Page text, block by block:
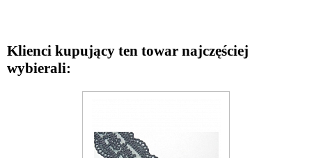
Klienci kupujący ten towar najczęściej
wybierali: